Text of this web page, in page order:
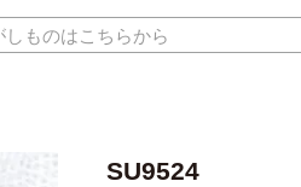
SU9524